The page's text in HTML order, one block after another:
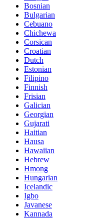
Bosnian
Bulgarian
Cebuano
Chichewa
Corsican
Croatian
Dutch
Estonian
Filipino
Finnish
Frisian
Galician
Georgian
Gujarati
Haitian
Hausa
Hawaiian
Hebrew
Hmong
Hungarian
Icelandic
Igbo
Javanese
Kannada